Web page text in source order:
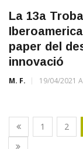
La 13a
paper del
innovació
M. F. 19/04/2021
1 2